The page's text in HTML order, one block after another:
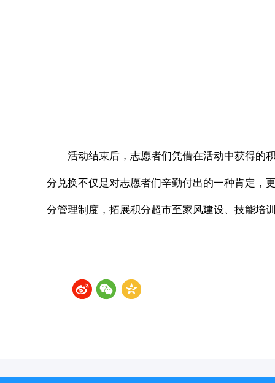
活动结束后，志愿者们凭借在活动中获得的
分兑换不仅是对志愿者们辛勤付出的一种肯定，
分管理制度，拓展积分超市至家风建设、技能培